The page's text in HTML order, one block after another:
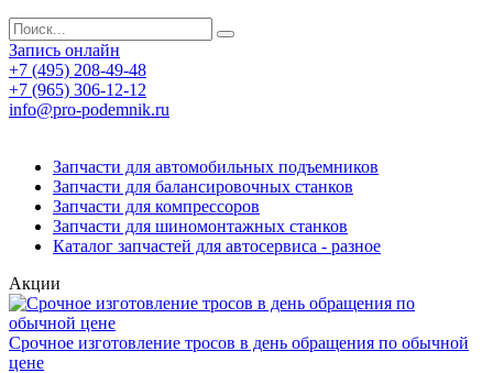
Запись онлайн
+7 (495) 208-49-48
+7 (965) 306-12-12
info@pro-podemnik.ru
Запчасти для автомобильных подъемников
Запчасти для балансировочных станков
Запчасти для компрессоров
Запчасти для шиномонтажных станков
Каталог запчастей для автосервиса - разное
Акции
Срочное изготовление тросов в день обращения по обычной
цене